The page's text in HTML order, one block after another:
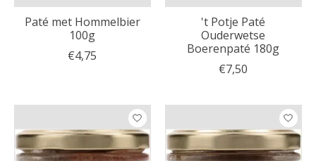
Paté met Hommelbier
100g
€4,75
't Potje Paté
Ouderwetse
Boerenpaté 180g
€7,50